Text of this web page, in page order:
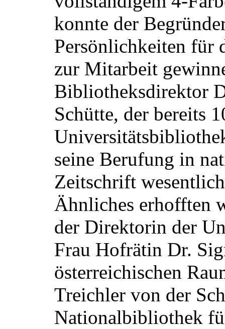
konnte der
Persönlichkeiten für
zur Mitarbeit
Bibliotheksdirektor
Schütte, der bereits
seine Berufung in
Zeitschrift
Ähnliches erhofften
der Direktorin der
Frau Hofrätin Dr.
österreichischen
Treichler von der
Nationalbibliothek